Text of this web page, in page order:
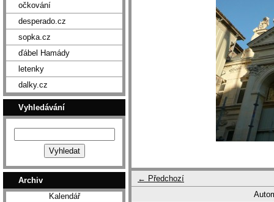
← Předchozí
očkování
desperado.cz
sopka.cz
ďábel Hamády
letenky
dalky.cz
Vyhledávání
Archiv
Kalendář